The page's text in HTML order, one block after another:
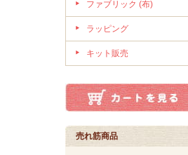
ファブリック (布)
ラッピング
キット販売
売れ筋商品